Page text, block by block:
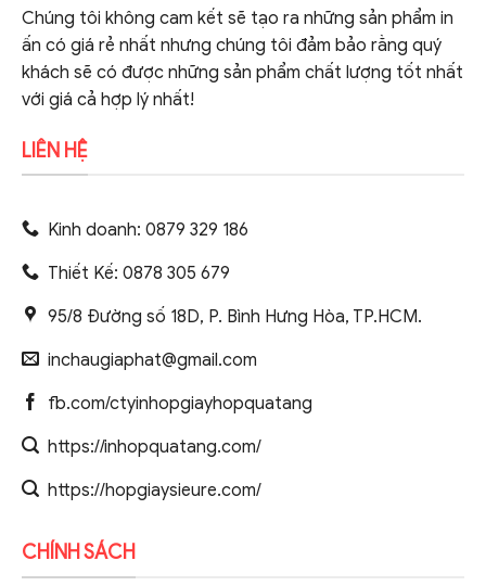
Chúng tôi không cam kết sẽ tạo ra những sản phẩm in
ấn có giá rẻ nhất nhưng chúng tôi đảm bảo rằng quý
khách sẽ có được những sản phẩm chất lượng tốt nhất
với giá cả hợp lý nhất!
LIÊN HỆ
Kinh doanh: 0879 329 186
Thiết Kế: 0878 305 679
95/8 Đường số 18D, P. Bình Hưng Hòa, TP.HCM.
inchaugiaphat@gmail.com
fb.com/ctyinhopgiayhopquatang
https://inhopquatang.com/
https://hopgiaysieure.com/
CHÍNH SÁCH